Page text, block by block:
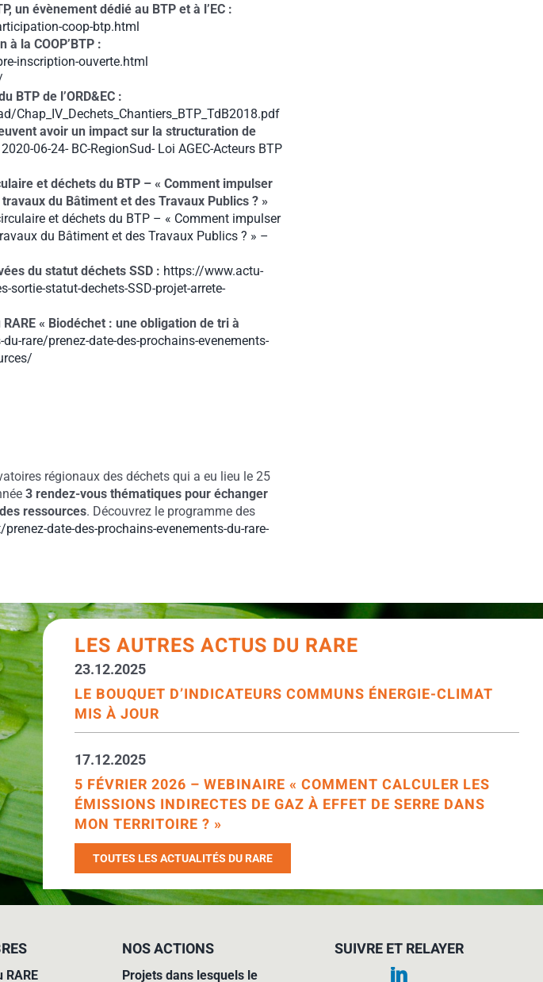
un évènement dédié au BTP et à l’EC :
coop-btp.html
la COOP’BTP :
inscription-ouverte.html
BTP de l’ORD&EC :
avoir un impact sur la structuration de
2020-06-24- BC-RegionSud- Loi AGEC-Acteurs BTP
et déchets du BTP – « Comment impulser
du Bâtiment et des Travaux Publics ? »
et déchets du BTP – « Comment impulser
du Bâtiment et des Travaux Publics ? » –
du statut déchets SSD : https://www.actu-
statut-dechets-SSD-projet-arrete-
« Biodéchet : une obligation de tri à
rare/prenez-date-des-prochains-evenements-
régionaux des déchets qui a eu lieu le 25
3 rendez-vous thématiques pour échanger
ressources. Découvrez le programme des
date-des-prochains-evenements-du-rare-
LES AUTRES ACTUS DU RARE
LE BOUQUET D’INDICATEURS COMMUNS ÉNERGIE-CLIMAT
MIS À JOUR
23.12.2025
5 FÉVRIER 2026 – WEBINAIRE « COMMENT CALCULER LES
ÉMISSIONS INDIRECTES DE GAZ À EFFET DE SERRE DANS
MON TERRITOIRE ? »
17.12.2025
TOUTES LES ACTUALITÉS DU RARE
RARE
NOS ACTIONS
Projets dans lesquels le
SUIVRE ET RELAYER